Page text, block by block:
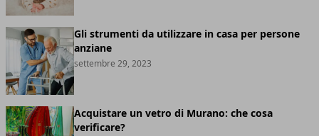
Gli strumenti da utilizzare in casa per persone
anziane
settembre 29, 2023
Acquistare un vetro di Murano: che cosa
verificare?